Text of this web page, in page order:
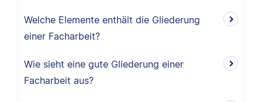
Welche Elemente enthält die Gliederung
einer Facharbeit?
Wie sieht eine gute Gliederung einer
Facharbeit aus?